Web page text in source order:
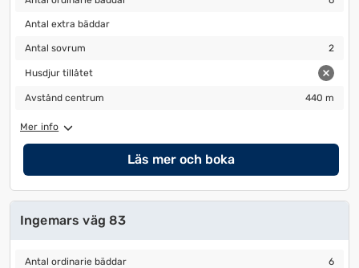
Antal extra bäddar
Antal extra bäddar
Antal sovrum
Antal sovrum 2
Husdjur tillåtet
Husdjur tillåtet
Avstånd centrum
Avstånd centrum 440 m
Mer info
Läs mer och boka
Ingemars väg 83
Antal ordinarie bäddar
Antal ordinarie bäddar 6